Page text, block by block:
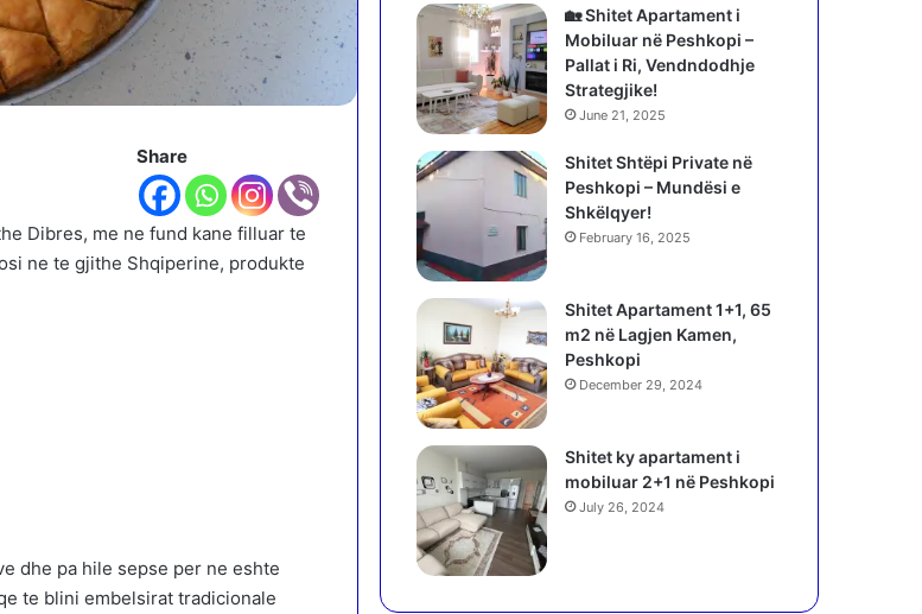
Share
Dibres, me ne fund kane filluar te
ne te gjithe Shqiperine, produkte
dhe pa hile sepse per ne eshte
te blini embelsirat tradicionale
🏡 Shitet Apartament i
Mobiluar në Peshkopi –
Pallat i Ri, Vendndodhje
Strategjike!
June 21, 2025
Shitet Shtëpi Private në
Peshkopi – Mundësi e
Shkëlqyer!
February 16, 2025
Shitet Apartament 1+1, 65
m2 në Lagjen Kamen,
Peshkopi
December 29, 2024
Shitet ky apartament i
mobiluar 2+1 në Peshkopi
July 26, 2024